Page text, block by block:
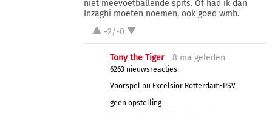
niet meevoetballende spits. Of had ik dan
Inzaghi moeten noemen, ook goed wmb.
+2/-0
Tony the Tiger 8 ma geleden
6263 nieuwsreacties
Voorspel nu Excelsior Rotterdam-PSV
geen opstelling